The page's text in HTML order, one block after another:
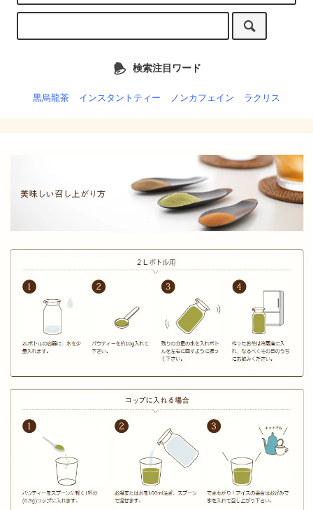
検索注目ワード
黒烏龍茶 インスタントティー ノンカフェイン ラクリス